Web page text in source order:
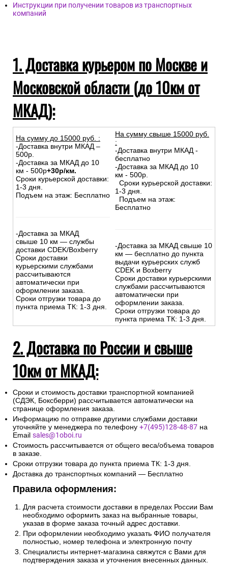
Инструкции при получении товаров из транспортных
компаний
1. Доставка курьером по Москве и
Московской области (до 10км от
МКАД):
На сумму до 15000 руб. :
-Доставка внутри МКАД –
500р.
-Доставка за МКАД до 10
км - 500р+30р/км.
Сроки курьерской доставки:
1-3 дня.
Подъем на этаж: Бесплатно
-Доставка за МКАД
свыше 10 км — службы
доставки CDEK/Boxberry
Сроки доставки
курьерскими службами
рассчитываются
автоматически при
оформлении заказа.
Сроки отгрузки товара до
пункта приема ТК: 1-3 дня.
На сумму свыше 15000 руб.
:
-Доставка внутри МКАД -
бесплатно
-Доставка за МКАД до 10
км - 500р.
Сроки курьерской доставки:
1-3 дня.
Подъем на этаж:
Бесплатно
-Доставка за МКАД свыше 10
км — бесплатно до пункта
выдачи курьерских служб
CDEK и Boxberry
Сроки доставки курьерскими
службами рассчитываются
автоматически при
оформлении заказа.
Сроки отгрузки товара до
пункта приема ТК: 1-3 дня.
2. Доставка по России и свыше
10км от МКАД:
Сроки и стоимость доставки транспортной компанией
(СДЭК, Боксберри) рассчитывается автоматически на
странице оформления заказа.
Информацию по отправке другими службами доставки
уточняйте у менеджера по телефону +7(495)128-48-87 на
Email sales@1oboi.ru
Стоимость рассчитывается от общего веса/объема товаров
в заказе.
Сроки отгрузки товара до пункта приема ТК: 1-3 дня.
Доставка до транспортных компаний — Бесплатно
Правила оформления:
Для расчета стоимости доставки в пределах России Вам
необходимо оформить заказ на выбранные товары,
указав в форме заказа точный адрес доставки.
При оформлении необходимо указать ФИО получателя
полностью, номер телефона и электронную почту
Специалисты интернет-магазина свяжутся с Вами для
подтверждения заказа и уточнения внесенных данных.